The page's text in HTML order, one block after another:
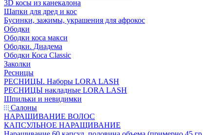
3D косы из канекалона
Шапки для дред и кос
Бусинки, зажимы, украшения для афрокос
Ободки
Ободки коса макси
Ободки. Диадема
Ободки Коса Classic
Заколки
Ресницы
РЕСНИЦЫ. Наборы LORA LASH
РЕСНИЦЫ накладные LORA LASH
Шпильки и невидимки
Салоны
НАРАЩИВАНИЕ ВОЛОС
КАПСУЛЬНОЕ НАРАЩИВАНИЕ